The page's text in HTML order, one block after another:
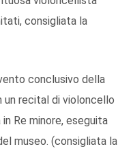
consigliata la
conclusivo della
un recital di violoncello
Re minore, eseguita
museo. (consigliata la